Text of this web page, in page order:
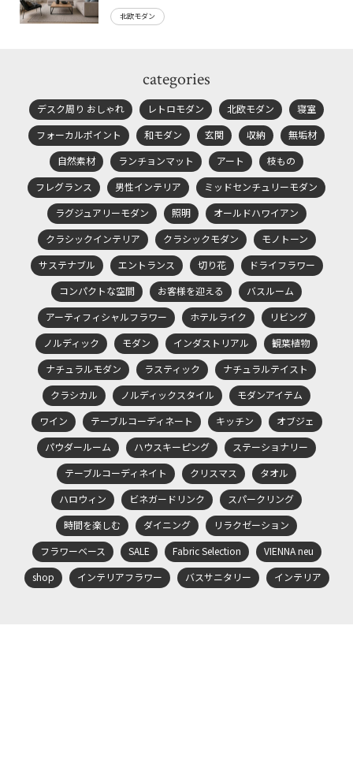
北欧モダン
categories
デスク周り おしゃれ レトロモダン 北欧モダン
寝室
フォーカルポイント
和モダン 玄関 収納
無垢材
自然素材
ランチョンマット アート
枝もの
フレグランス
男性インテリア
ミッドセンチュリーモダン
ラグジュアリーモダン
照明
オールドハワイアン
クラシックインテリア
クラシックモダン
モノトーン
サステナブル
エントランス 切り花
ドライフラワー
コンパクトな空間
お客様を迎える
バスルーム
アーティフィシャルフラワー
ホテルライク
リビング
ノルディック
モダン インダストリアル
観葉植物
ナチュラルモダン
ラスティック
ナチュラルテイスト
クラシカル
ノルディックスタイル
モダンアイテム
ワイン
テーブルコーディネート キッチン
オブジェ
パウダールーム
ハウスキーピング
ステーショナリー
テーブルコーディネイト
クリスマス
タオル
ハロウィン
ビネガードリンク
スパークリング
時間を楽しむ
ダイニング
リラクゼーション
フラワーベース
SALE Fabric Selection
VIENNA neu
shop
インテリアフラワー バスサニタリー インテリア